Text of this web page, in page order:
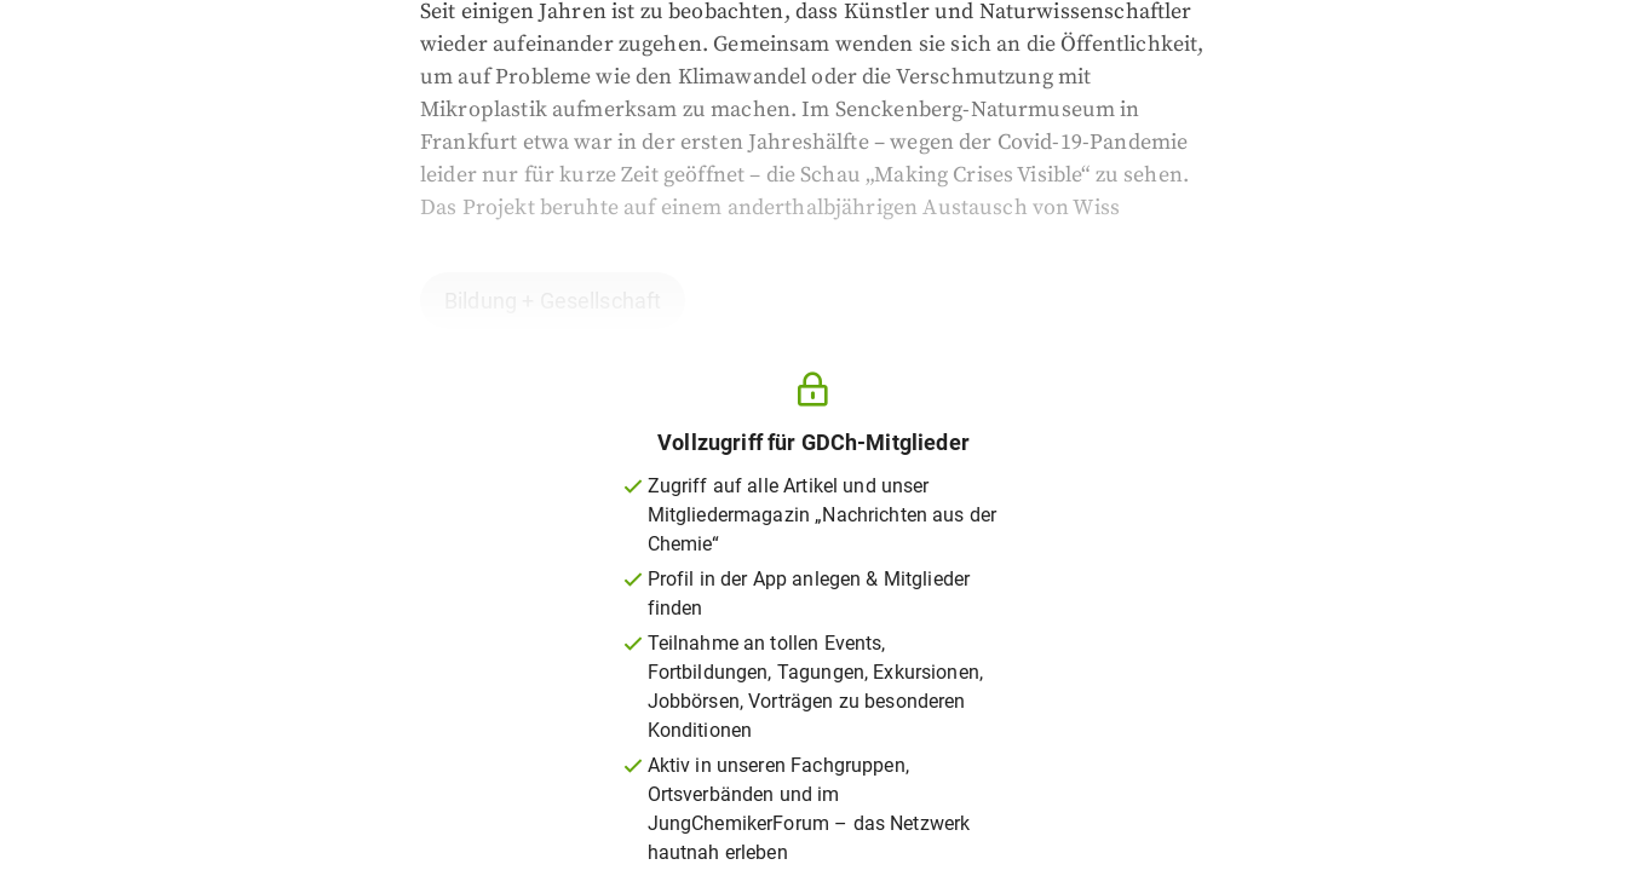
Seit einigen Jahren ist zu beobachten, dass Künstler und Naturwissenschaftler
wieder aufeinander zugehen. Gemeinsam wenden sie sich an die Öffentlichkeit,
um auf Probleme wie den Klimawandel oder die Verschmutzung mit
Mikroplastik aufmerksam zu machen. Im Senckenberg-Naturmuseum in
Frankfurt etwa war in der ersten Jahreshälfte – wegen der Covid-19-Pandemie
leider nur für kurze Zeit geöffnet – die Schau „Making Crises Visible“ zu sehen.
Das Projekt beruhte auf einem anderthalbjährigen Austausch von Wiss
Vollzugriff für GDCh-Mitglieder
Zugriff auf alle Artikel und unser
Mitgliedermagazin „Nachrichten aus der
Chemie“
Profil in der App anlegen & Mitglieder
finden
Teilnahme an tollen Events,
Fortbildungen, Tagungen, Exkursionen,
Jobbörsen, Vorträgen zu besonderen
Konditionen
Aktiv in unseren Fachgruppen,
Ortsverbänden und im
JungChemikerForum – das Netzwerk
hautnah erleben